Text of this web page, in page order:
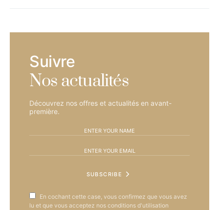
Suivre
Nos actualités
Découvrez nos offres et actualités en avant-
première.
SUBSCRIBE
En cochant cette case, vous confirmez que vous avez
lu et que vous acceptez nos conditions d'utilisation